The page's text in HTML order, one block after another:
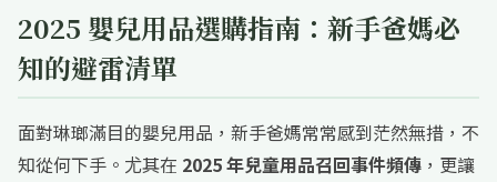
2025 嬰兒用品選購指南：新手爸媽必
知的避雷清單
面對琳瑯滿目的嬰兒用品，新手爸媽常常感到茫然無措，不
知從何下手。尤其在 2025 年兒童用品召回事件頻傳 ，更讓